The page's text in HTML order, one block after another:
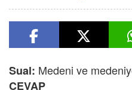
Sual: Medeni ve
CEVAP